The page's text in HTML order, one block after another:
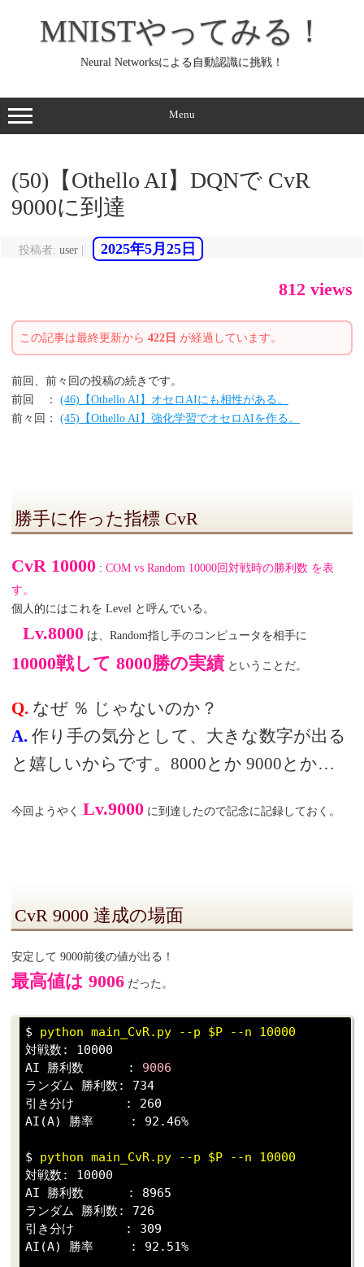
ッ
プ
MNISTやってみる！
Neural Networksによる自動認識に挑戦！
Menu
(50)【Othello AI】DQNで CvR
9000に到達
投稿者: user 2025年5月25日
812 views
この記事は最終更新から 422日 が経過しています。
前回、前々回の投稿の続きです。
前回 ： (46)【Othello AI】オセロAIにも相性がある。
前々回： (45)【Othello AI】強化学習でオセロAIを作る。
勝手に作った指標 CvR
CvR 10000 : COM vs Random 10000回対戦時の勝利数 を表
す。
個人的にはこれを Level と呼んでいる。
Lv.8000 は、Random指し手のコンピュータを相手に
10000戦して 8000勝の実績 ということだ。
Q. なぜ ％ じゃないのか？
A. 作り手の気分として、大きな数字が出る
と嬉しいからです。8000とか 9000とか…
今回ようやく Lv.9000 に到達したので記念に記録しておく。
CvR 9000 達成の場面
安定して 9000前後の値が出る！
最高値は 9006 だった。
$ python main_CvR.py --p $P --n 10000
対戦数: 10000
AI 勝利数      : 9006
ランダム 勝利数: 734
引き分け       : 260
AI(A) 勝率     : 92.46%
$ python main_CvR.py --p $P --n 10000
対戦数: 10000
AI 勝利数      : 8965
ランダム 勝利数: 726
引き分け       : 309
AI(A) 勝率     : 92.51%